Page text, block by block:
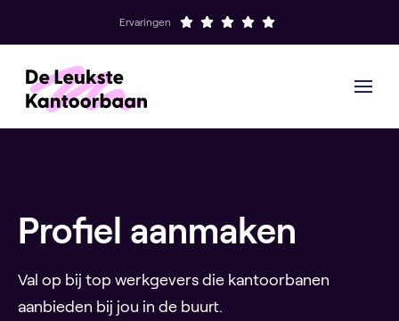
Ervaringen
Profiel aanmaken
Val op bij top werkgevers die kantoorbanen
aanbieden bij jou in de buurt.